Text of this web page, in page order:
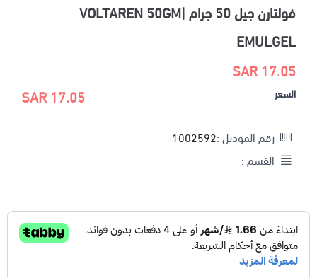
فولتارن جيل 50 جرام |VOLTAREN 50GM
EMULGEL
17.05 SAR
السعر 17.05 SAR
رقم الموديل : 1002592
القسم :